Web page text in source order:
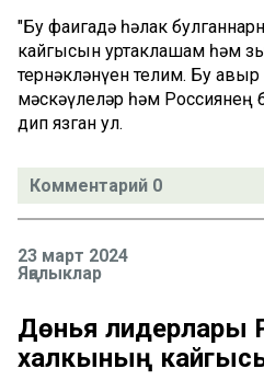
"Бу фаҗигадә һәлак
кайгысын уртаклашам һәм
тернәкләнүен телим. Бу
мәскәүлеләр һәм Россиянең
дип язган ул.
Комментарий 0
23 март 2024
Яңалыклар
Дөнья лидерлары
халкының